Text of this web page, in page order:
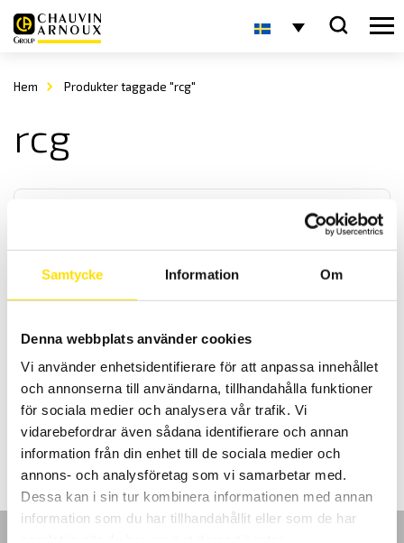
Samtycke Information Om
Denna webbplats använder cookies
Vi använder enhetsidentifierare för att anpassa innehållet
och annonserna till användarna, tillhandahålla funktioner
för sociala medier och analysera vår trafik. Vi
vidarebefordrar även sådana identifierare och annan
information från din enhet till de sociala medier och
annons- och analysföretag som vi samarbetar med.
Dessa kan i sin tur kombinera informationen med annan
information som du har tillhandahållit eller som de har
Hem Produkter taggade "rcg"
rcg
till fast- och rullande järnvägsmaterial samt för
LÄS MER